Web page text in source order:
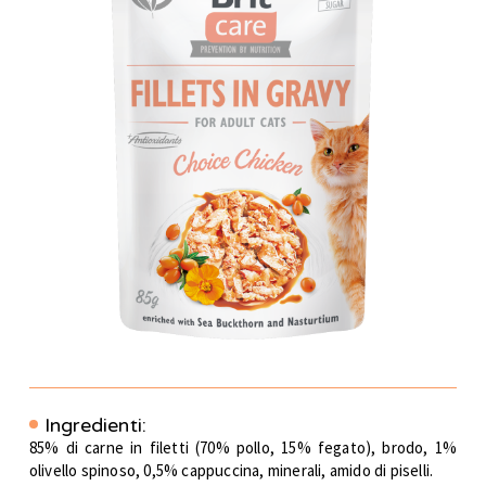
Ingredienti:
85% di carne in filetti (70% pollo, 15% fegato), brodo, 1%
olivello spinoso, 0,5% cappuccina, minerali, amido di piselli.